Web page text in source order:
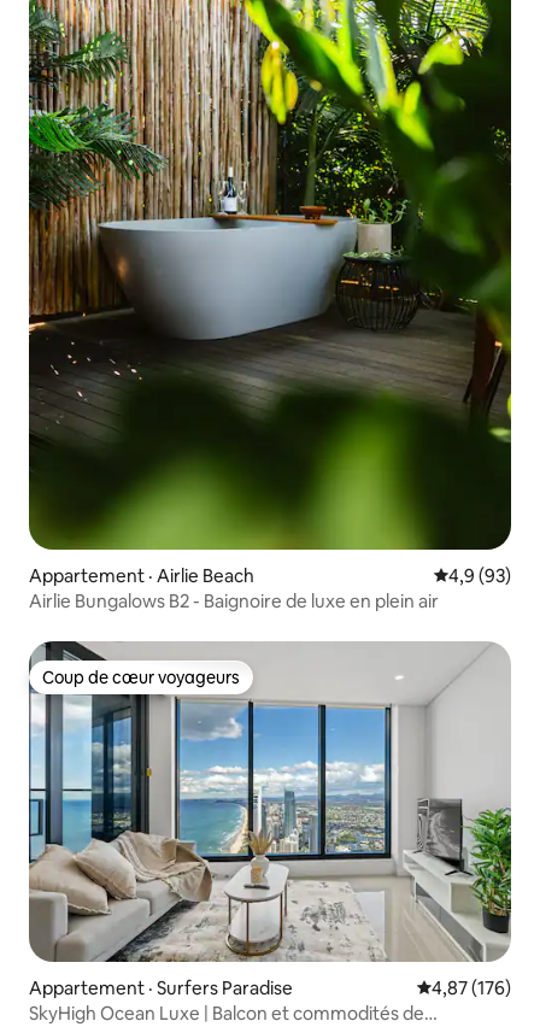
Appartement · Airlie Beach Note
4,9 (93)
Airlie Bungalows B2 - Baignoire de luxe en plein air
Coup de cœur voyageurs
Coup de cœur voyageurs
Appartement · Surfers Paradise Note
4,87 (176)
SkyHigh Ocean Luxe | Balcon et commodités de